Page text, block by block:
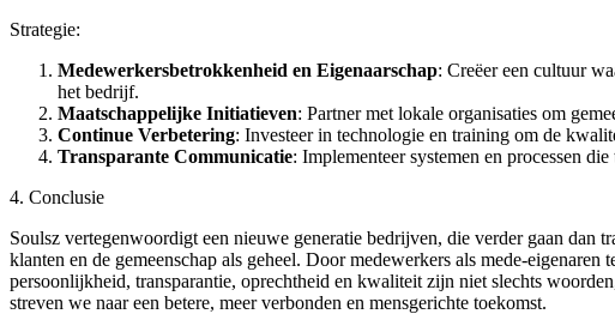
Strategie:
Medewerkersbetrokkenheid en Eigenaarschap: Creëer een cultuur
het bedrijf.
Maatschappelijke Initiatieven: Partner met lokale organisaties om
Continue Verbetering: Investeer in technologie en training om de
Transparante Communicatie: Implementeer systemen en processen
4. Conclusie
Soulsz vertegenwoordigt een nieuwe generatie bedrijven, die verder gaan
klanten en de gemeenschap als geheel. Door medewerkers als mede-
persoonlijkheid, transparantie, oprechtheid en kwaliteit zijn niet slechts
streven we naar een betere, meer verbonden en mensgerichte toekomst.